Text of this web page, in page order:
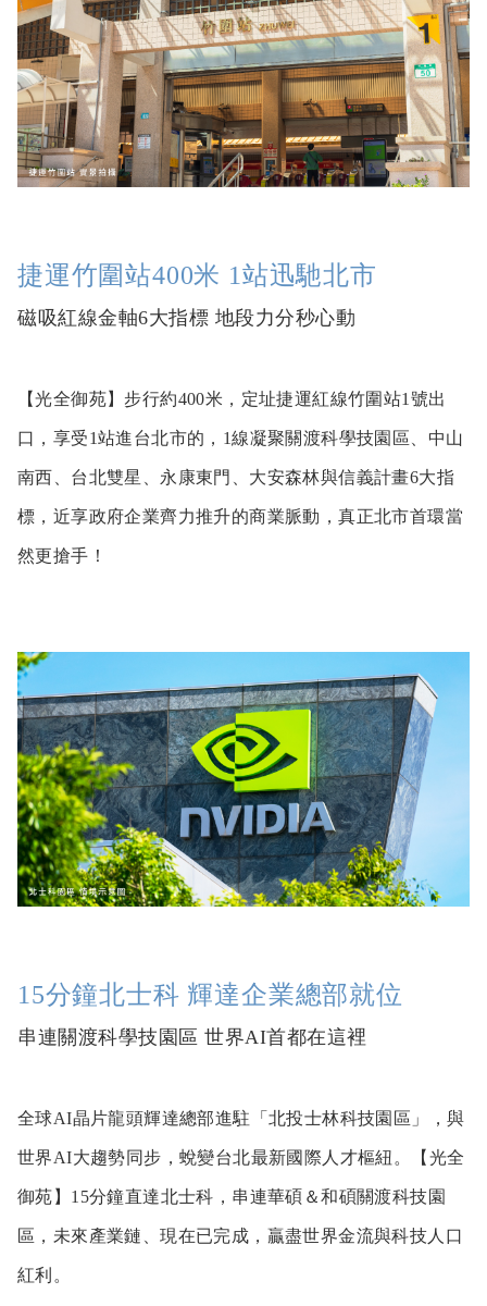
捷運竹圍站400米 1站迅馳北市
磁吸紅線金軸6大指標 地段力分秒心動
【光全御苑】步行約400米，定址捷運紅線竹圍站1號出
口，享受1站進台北市的，1線凝聚關渡科學技園區、中山
南西、台北雙星、永康東門、大安森林與信義計畫6大指
標，近享政府企業齊力推升的商業脈動，真正北市首環當
15分鐘北士科 輝達企業總部就位
串連關渡科學技園區 世界AI首都在這裡
全球AI晶片龍頭輝達總部進駐「北投士林科技園區」，與
世界AI大趨勢同步，蛻變台北最新國際人才樞紐。【光全
御苑】15分鐘直達北士科，串連華碩＆和碩關渡科技園
區，未來產業鏈、現在已完成，贏盡世界金流與科技人口